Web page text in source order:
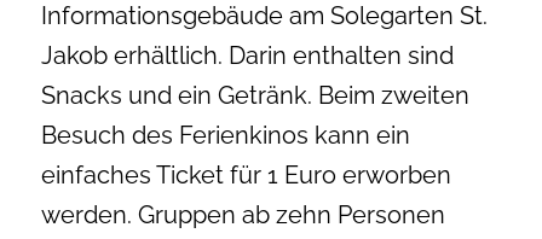
Informationsgebäude am Solegarten St.
Jakob erhältlich. Darin enthalten sind
Snacks und ein Getränk. Beim zweiten
Besuch des Ferienkinos kann ein
einfaches Ticket für 1 Euro erworben
werden. Gruppen ab zehn Personen